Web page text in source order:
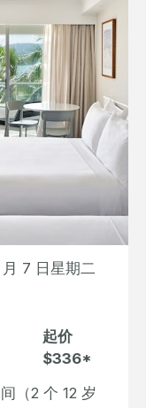
7 日星期二
起价
$336*
（2 个 12 岁